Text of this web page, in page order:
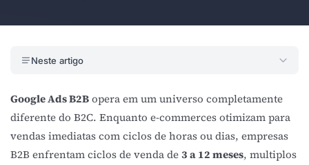
Neste artigo
Google Ads B2Bopera em um universo completamente
diferente do B2C. Enquanto e-commerces otimizam para
vendas imediatas com ciclos de horas ou dias, empresas
B2B enfrentam ciclos de venda de3 a 12 meses, multiplos